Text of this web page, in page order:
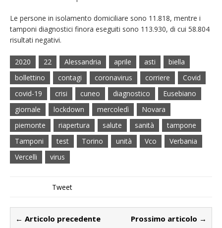
Le persone in isolamento domiciliare sono 11.818, mentre i
tamponi diagnostici finora eseguiti sono 113.930, di cui 58.804
risultati negativi.
2020 22 Alessandria aprile asti
biella
bollettino
contagi coronavirus corriere
Covid
covid-19
crisi cuneo diagnostico
Eusebiano
giornale
lockdown mercoledì
Novara
piemonte
riapertura salute sanità
tampone
Tamponi
test Torino unità Vco
Verbania
Vercelli
virus
Tweet
← Articolo precedente Prossimo articolo →